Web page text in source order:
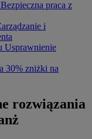
Bezpieczna praca z
i
Usprawnienie
30% zniżki na
rozwiązania